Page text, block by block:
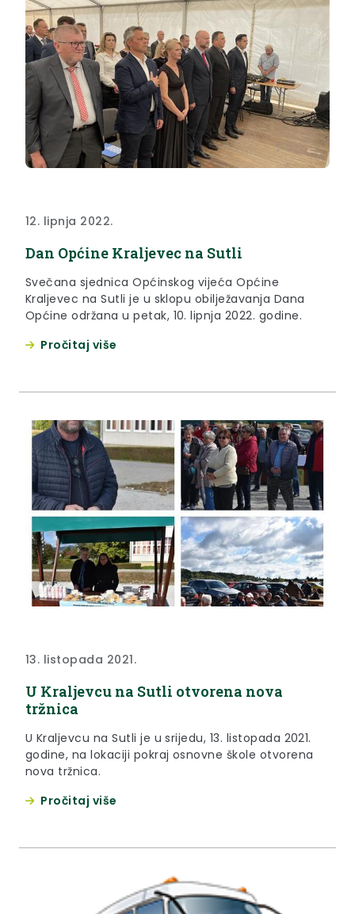
12. lipnja 2022.
Dan Općine Kraljevec na Sutli
Svečana sjednica Općinskog vijeća Općine
Kraljevec na Sutli je u sklopu obilježavanja Dana
Općine održana u petak, 10. lipnja 2022. godine.
Pročitaj više
13. listopada 2021.
U Kraljevcu na Sutli otvorena nova
tržnica
U Kraljevcu na Sutli je u srijedu, 13. listopada 2021.
godine, na lokaciji pokraj osnovne škole otvorena
nova tržnica.
Pročitaj više